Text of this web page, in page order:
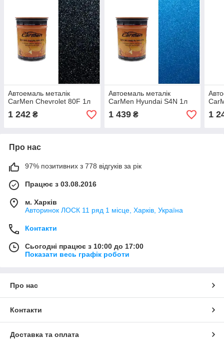
Автоемаль металік
CarMen Chevrolet 80F 1л
1 242 ₴
Автоемаль металік
CarMen Hyundai S4N 1л
1 439₴ 1
Про нас
97% позитивних з 778 відгуків за рік
Працює з 03.08.2016
м. Харків
Авторинок ЛОСК 11 ряд 1 місце, Харків, Україна
Контакти
Сьогодні працює з 10:00 до 17:00
Показати весь графік роботи
Про нас
Контакти
Доставка та оплата